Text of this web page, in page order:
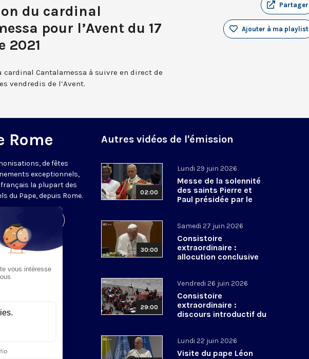
du cardinal
pour l’Avent du 17
2021
Partager
Ajouter à ma playlist
cardinal Cantalamessa à suivre en direct de
vendredis de l’Avent.
Rome
de fêtes
exceptionnels,
la plupart des
du Pape, depuis Rome.
de l'émission
Autres vidéos de l'émission
02:00
Lundi 29 juin 2026
Messe de la solennité
des saints Pierre et
Paul présidée par le
pape Léon XIV - 29 juin
30:00
Samedi 27 juin 2026
Consistoire
extraordinaire :
allocution conclusive
du pape Léon XIV et Te
29:00
Vendredi 26 juin 2026
Consistoire
extraordinaire :
discours introductif du
pape Léon XIV - 26 juin
Lundi 22 juin 2026
Visite du pape Léon